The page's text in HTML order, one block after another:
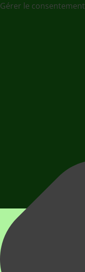
Gérer le consentement